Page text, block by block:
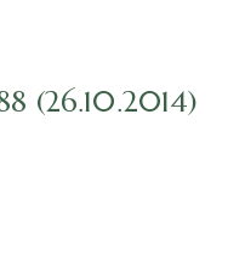
(26.10.2014)